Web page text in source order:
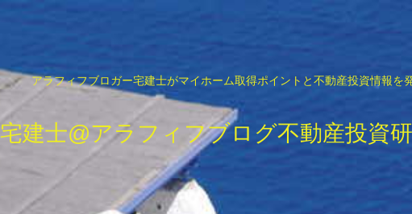
アラフィフブロガー宅建士がマイホーム取得ポイントと不動産投資情報を
宅建士@アラフィフブログ不動産投資